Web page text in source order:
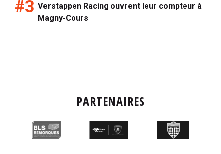
Verstappen Racing ouvrent leur compteur à
Magny-Cours
PARTENAIRES